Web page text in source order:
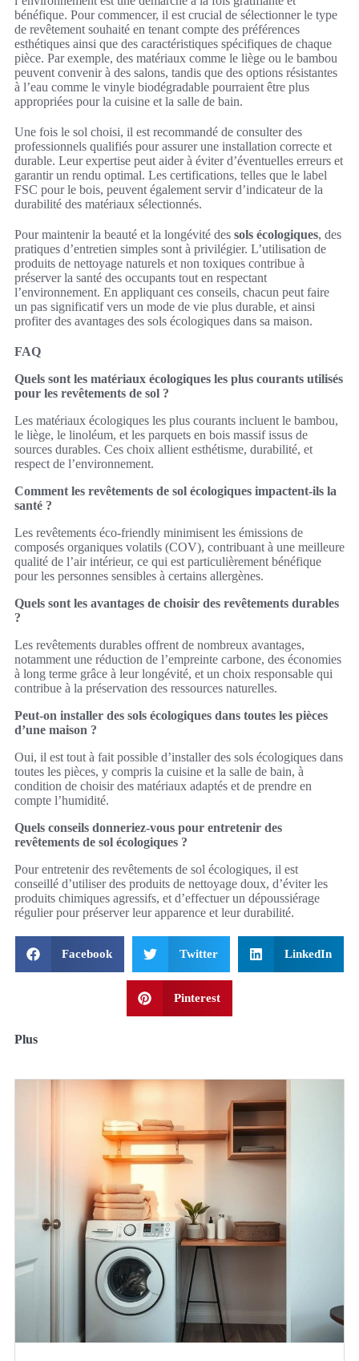
bénéfique. Pour commencer, il est crucial de sélectionner le type
de revêtement souhaité en tenant compte des préférences
esthétiques ainsi que des caractéristiques spécifiques de chaque
pièce. Par exemple, des matériaux comme le liège ou le bambou
peuvent convenir à des salons, tandis que des options résistantes
à l’eau comme le vinyle biodégradable pourraient être plus
appropriées pour la cuisine et la salle de bain.
Une fois le sol choisi, il est recommandé de consulter des
professionnels qualifiés pour assurer une installation correcte et
durable. Leur expertise peut aider à éviter d’éventuelles erreurs et
garantir un rendu optimal. Les certifications, telles que le label
FSC pour le bois, peuvent également servir d’indicateur de la
durabilité des matériaux sélectionnés.
Pour maintenir la beauté et la longévité des sols écologiques, des
pratiques d’entretien simples sont à privilégier. L’utilisation de
produits de nettoyage naturels et non toxiques contribue à
préserver la santé des occupants tout en respectant
l’environnement. En appliquant ces conseils, chacun peut faire
un pas significatif vers un mode de vie plus durable, et ainsi
profiter des avantages des sols écologiques dans sa maison.
FAQ
Quels sont les matériaux écologiques les plus courants utilisés
pour les revêtements de sol ?
Les matériaux écologiques les plus courants incluent le bambou,
le liège, le linoléum, et les parquets en bois massif issus de
sources durables. Ces choix allient esthétisme, durabilité, et
respect de l’environnement.
Comment les revêtements de sol écologiques impactent-ils la
santé ?
Les revêtements éco-friendly minimisent les émissions de
composés organiques volatils (COV), contribuant à une meilleure
qualité de l’air intérieur, ce qui est particulièrement bénéfique
pour les personnes sensibles à certains allergènes.
Quels sont les avantages de choisir des revêtements durables
?
Les revêtements durables offrent de nombreux avantages,
notamment une réduction de l’empreinte carbone, des économies
à long terme grâce à leur longévité, et un choix responsable qui
contribue à la préservation des ressources naturelles.
Peut-on installer des sols écologiques dans toutes les pièces
d’une maison ?
Oui, il est tout à fait possible d’installer des sols écologiques dans
toutes les pièces, y compris la cuisine et la salle de bain, à
condition de choisir des matériaux adaptés et de prendre en
compte l’humidité.
Quels conseils donneriez-vous pour entretenir des
revêtements de sol écologiques ?
Pour entretenir des revêtements de sol écologiques, il est
conseillé d’utiliser des produits de nettoyage doux, d’éviter les
produits chimiques agressifs, et d’effectuer un dépoussiérage
régulier pour préserver leur apparence et leur durabilité.
Facebook Twitter LinkedIn
Pinterest
Plus